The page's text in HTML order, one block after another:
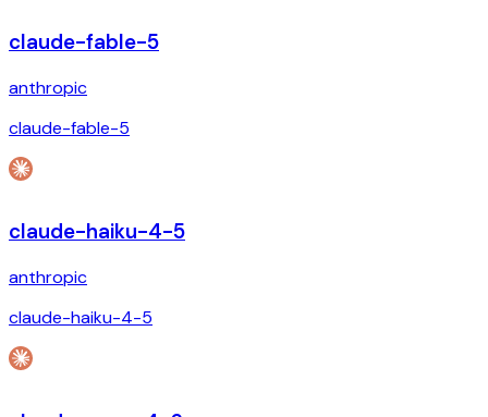
claude-fable-5
anthropic
claude-fable-5
claude-haiku-4-5
anthropic
claude-haiku-4-5